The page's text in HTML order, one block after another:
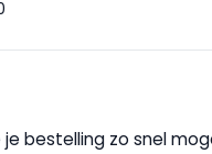
bestelling zo snel